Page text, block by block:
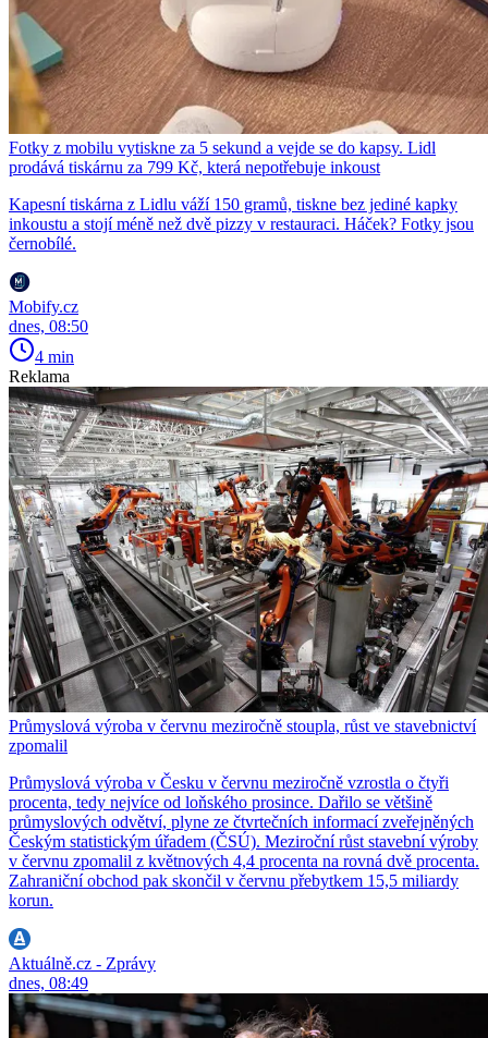
Fotky z mobilu vytiskne za 5 sekund a vejde se do kapsy. Lidl
prodává tiskárnu za 799 Kč, která nepotřebuje inkoust
Kapesní tiskárna z Lidlu váží 150 gramů, tiskne bez jediné kapky
inkoustu a stojí méně než dvě pizzy v restauraci. Háček? Fotky jsou
černobílé.
Mobify.cz
dnes, 08:50
4 min
Reklama
Průmyslová výroba v červnu meziročně stoupla, růst ve stavebnictví
zpomalil
Průmyslová výroba v Česku v červnu meziročně vzrostla o čtyři
procenta, tedy nejvíce od loňského prosince. Dařilo se většině
průmyslových odvětví, plyne ze čtvrtečních informací zveřejněných
Českým statistickým úřadem (ČSÚ). Meziroční růst stavební výroby
v červnu zpomalil z květnových 4,4 procenta na rovná dvě procenta.
Zahraniční obchod pak skončil v červnu přebytkem 15,5 miliardy
korun.
Aktuálně.cz - Zprávy
dnes, 08:49